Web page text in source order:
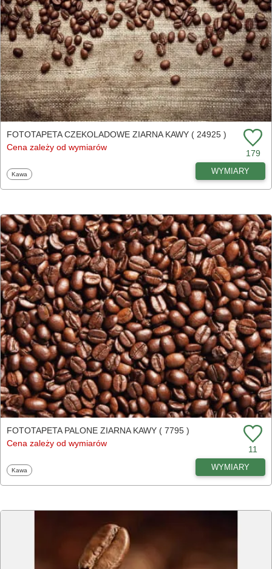
FOTOTAPETA CZEKOLADOWE ZIARNA KAWY ( 24925 )
Cena zależy od wymiarów
179
Fototapety
Kawa WYMIARY
FOTOTAPETA PALONE ZIARNA KAWY ( 7795 )
Cena zależy od wymiarów
11
Fototapety
Kawa WYMIARY